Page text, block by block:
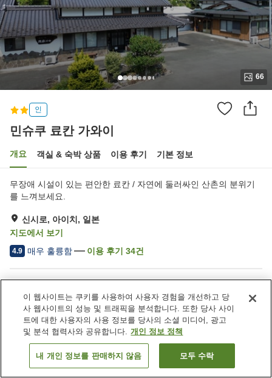
66
인
민슈쿠 료칸 가와이
개요 객실 & 숙박 상품 이용 후기 기본 정보
무장애 시설이 있는 편안한 료칸 / 자연에 둘러싸인 산촌의 분위기
를 느껴보세요.
신시로, 아이치, 일본
지도에서 보기
4.9 매우 훌륭함 이용 후기 34건
주차장
연회장
바비큐 시설
노천탕 (온천)
객실 보기
이 웹사이트는 쿠키를 사용하여 사용자 경험을 개선하고 당
사 웹사이트의 성능 및 트래픽을 분석합니다. 또한 당사 사이
트에 대한 사용자의 사용 정보를 당사의 소셜 미디어, 광고
및 분석 협력사와 공유합니다. 개인 정보 정책
내 개인 정보를 판매하지 않음 모두 수락